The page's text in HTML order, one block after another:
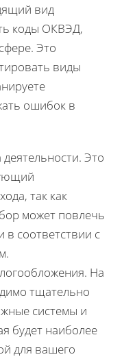
вид
коды ОКВЭД,
Это
виды
ошибок в
Это
так как
может повлечь
в соответствии с
На
тщательно
системы и
будет наиболее
для вашего